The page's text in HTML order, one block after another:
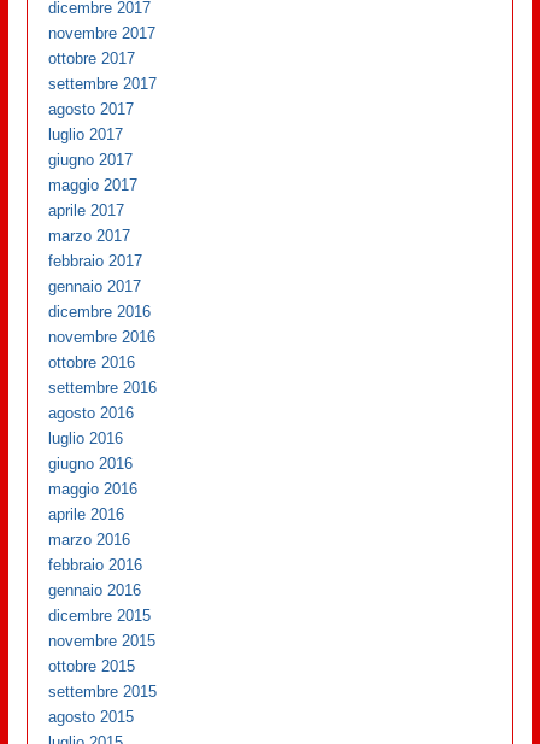
dicembre 2017
novembre 2017
ottobre 2017
settembre 2017
agosto 2017
luglio 2017
giugno 2017
maggio 2017
aprile 2017
marzo 2017
febbraio 2017
gennaio 2017
dicembre 2016
novembre 2016
ottobre 2016
settembre 2016
agosto 2016
luglio 2016
giugno 2016
maggio 2016
aprile 2016
marzo 2016
febbraio 2016
gennaio 2016
dicembre 2015
novembre 2015
ottobre 2015
settembre 2015
agosto 2015